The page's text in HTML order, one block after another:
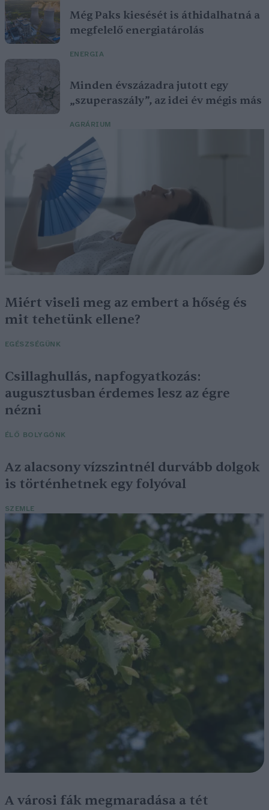
Még Paks kiesését is áthidalhatná a
megfelelő energiatárolás
ENERGIA
Minden évszázadra jutott egy
„szuperaszály”, az idei év mégis más
AGRÁRIUM
Miért viseli meg az embert a hőség és
mit tehetünk ellene?
EGÉSZSÉGÜNK
Csillaghullás, napfogyatkozás:
augusztusban érdemes lesz az égre
nézni
ÉLŐ BOLYGÓNK
Az alacsony vízszintnél durvább dolgok
is történhetnek egy folyóval
SZEMLE
A városi fák megmaradása a tét